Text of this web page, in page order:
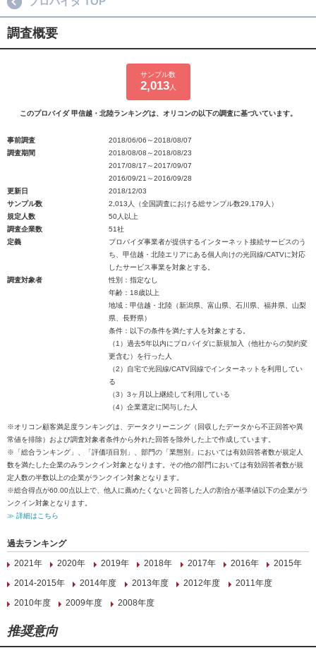
調査概要
サンプル数
2,013人
このプロバイダ 甲信越・北陸ランキングは、オリコンの以下の調査に基づいています。
事前調査
2018/06/06～2018/08/07
調査期間
2018/08/08～2018/08/23
2017/08/17～2017/09/07
2016/09/21～2016/09/28
更新日
2018/12/03
サンプル数
2,013人（全国調査における総サンプル数29,179人）
規定人数
50人以上
調査企業数
51社
定義
プロバイダ事業者が提供するインターネット接続サービスのう
ち、甲信越・北陸エリアにある個人向けの光回線/CATVに対応
したサービス事業を対象とする。
調査対象者
性別：指定なし
年齢：18歳以上
地域：甲信越・北陸（新潟県、富山県、石川県、福井県、山梨
県、長野県）
条件：以下の条件を満たす人を対象とする。
（1）過去5年以内にプロバイダに新規加入（他社からの契約変
更含む）を行った人
（2）自宅で光回線/CATV回線でインターネットを利用してい
る
（3）3ヶ月以上継続して利用している
（4）企業選定に関与した人
※オリコン顧客満足度ランキングは、データクリーニング（回収したデータから不正回答や異
常値を排除）および調査対象者条件から外れた回答を除外した上で作成しています。
※「総合ランキング」、「評価項目別」、部門の「業態別」においては有効回答者数が規定人
数を満たした企業のみランクイン対象となります。その他の部門においては有効回答者数が規
定人数の半数以上の企業がランクイン対象となります。
※総合得点が60.00点以上で、他人に薦めたくないと回答した人の割合が基準値以下の企業がラ
ンクイン対象となります。
≫ 詳細はこちら
過去ランキング
2021年
2020年 2019年 2018年 2017年 2016年
2015年
2014-2015年
2014年度 2013年度 2012年度
2011年度
2010年度
2009年度 2008年度
推奨意向